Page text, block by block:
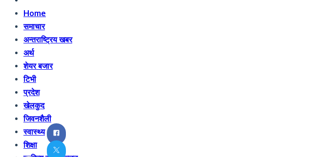
Home
समाचार
अन्तराष्ट्रिय खबर
अर्थ
शेयर बजार
टिभी
प्रदेश
खेलकुद
जिवनशैली
स्वास्थ्य
शिक्षा